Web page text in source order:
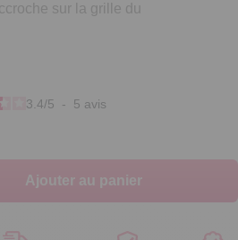
sur la grille du
3.4/5 - 5 avis
Ajouter au panier